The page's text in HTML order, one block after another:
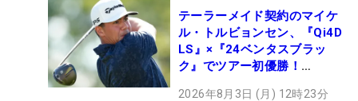
テーラーメイド契約のマイケ
ル・トルビョンセン、『Qi4D
LS』×『24ベンタスブラッ
ク』でツアー初優勝！
2026年8月3日 (月) 12時23分